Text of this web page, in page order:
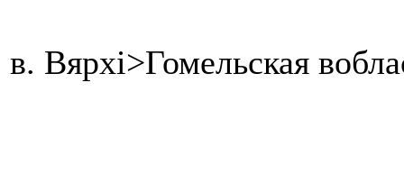
в. Вярхі>Гомельская